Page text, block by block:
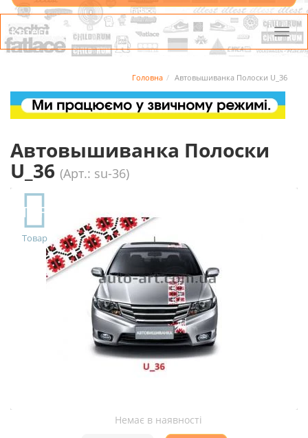
Категорії
Головна Автовышиванка Полоски U_36
Автовышиванка Полоски
U_36 (Арт.: su-36)
TOP
Товар
Немає в наявності